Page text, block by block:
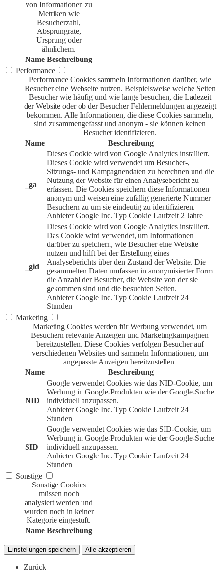
von Informationen zu
Metriken wie
Besucherzahl,
Absprungrate,
Ursprung oder
ähnlichem.
Name Beschreibung
Performance
Performance Cookies sammeln Informationen darüber, wie
Besucher eine Webseite nutzen. Beispielsweise welche Seiten
Besucher wie häufig und wie lange besuchen, die Ladezeit
der Website oder ob der Besucher Fehlermeldungen angezeigt
bekommen. Alle Informationen, die diese Cookies sammeln,
sind zusammengefasst und anonym - sie können keinen
Besucher identifizieren.
Name
Beschreibung
_ga
Dieses Cookie wird von Google Analytics installiert.
Dieses Cookie wird verwendet um Besucher-,
Sitzungs- und Kampagnendaten zu berechnen und die
Nutzung der Website für einen Analysebericht zu
erfassen. Die Cookies speichern diese Informationen
anonym und weisen eine zufällig generierte Nummer
Besuchern zu um sie eindeutig zu identifizieren.
Anbieter Google Inc. Typ Cookie Laufzeit 2 Jahre
_gid
Dieses Cookie wird von Google Analytics installiert.
Das Cookie wird verwendet, um Informationen
darüber zu speichern, wie Besucher eine Website
nutzen und hilft bei der Erstellung eines
Analyseberichts über den Zustand der Website. Die
gesammelten Daten umfassen in anonymisierter Form
die Anzahl der Besucher, die Website von der sie
gekommen sind und die besuchten Seiten.
Anbieter Google Inc. Typ Cookie Laufzeit 24
Stunden
Marketing
Marketing Cookies werden für Werbung verwendet, um
Besuchern relevante Anzeigen und Marketingkampagnen
bereitzustellen. Diese Cookies verfolgen Besucher auf
verschiedenen Websites und sammeln Informationen, um
angepasste Anzeigen bereitzustellen.
Name
Beschreibung
NID
Google verwendet Cookies wie das NID-Cookie, um
Werbung in Google-Produkten wie der Google-Suche
individuell anzupassen.
Anbieter Google Inc. Typ Cookie Laufzeit 24
Stunden
SID
Google verwendet Cookies wie das SID-Cookie, um
Werbung in Google-Produkten wie der Google-Suche
individuell anzupassen.
Anbieter Google Inc. Typ Cookie Laufzeit 24
Stunden
Sonstige
Sonstige Cookies
müssen noch
analysiert werden und
wurden noch in keiner
Kategorie eingestuft.
Name Beschreibung
Einstellungen speichern Alle akzeptieren
Zurück